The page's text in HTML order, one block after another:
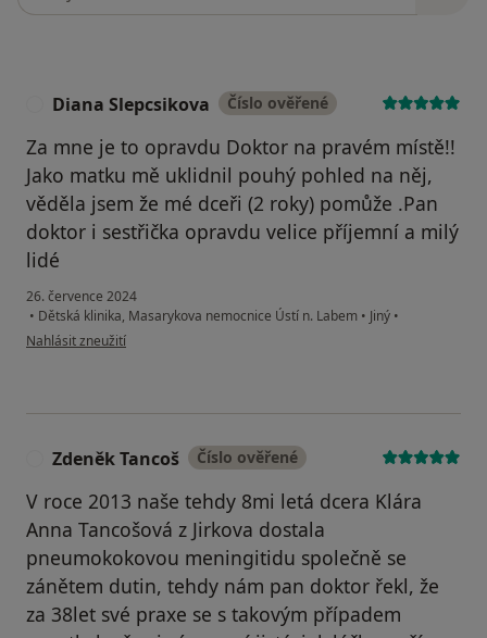
Diana Slepcsikova Číslo ověřené
Za mne je to opravdu Doktor na pravém místě!!
Jako matku mě uklidnil pouhý pohled na něj,
věděla jsem že mé dceři (2 roky) pomůže .Pan
doktor i sestřička opravdu velice příjemní a milý
lidé
26. července 2024
• Dětská klinika, Masarykova nemocnice Ústí n. Labem • Jiný •
podle názoru uživatele Diana Slepcsikova
Nahlásit zneužití
Zdeněk Tancoš Číslo ověřené
V roce 2013 naše tehdy 8mi letá dcera Klára
Anna Tancošová z Jirkova dostala
pneumokokovou meningitidu společně se
zánětem dutin, tehdy nám pan doktor řekl, že
za 38let své praxe se s takovým případem